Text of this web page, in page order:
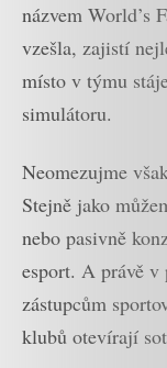
názvem World’s
vzešla, zajistí
místo v týmu
simulátoru.
Neomezujme
Stejně jako
nebo pasivně
esport. A právě v
zástupcům
klubů otevírají